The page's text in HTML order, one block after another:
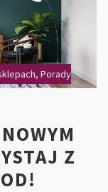
, Porady
Z